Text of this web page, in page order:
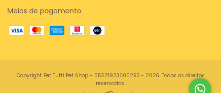
Meios de pagamento
Copyright Pet Tutti Pet Shop - 05521923000293 - 2026. Todos os direitos
reservados.